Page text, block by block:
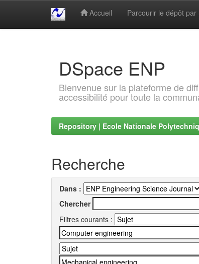
Accueil Parcourir le dépôt par
DSpace ENP
Bienvenue sur la plateforme de
accessibilité pour toute la
Repository | Ecole Nationale
Recherche
Dans :
Chercher
Filtres courants :